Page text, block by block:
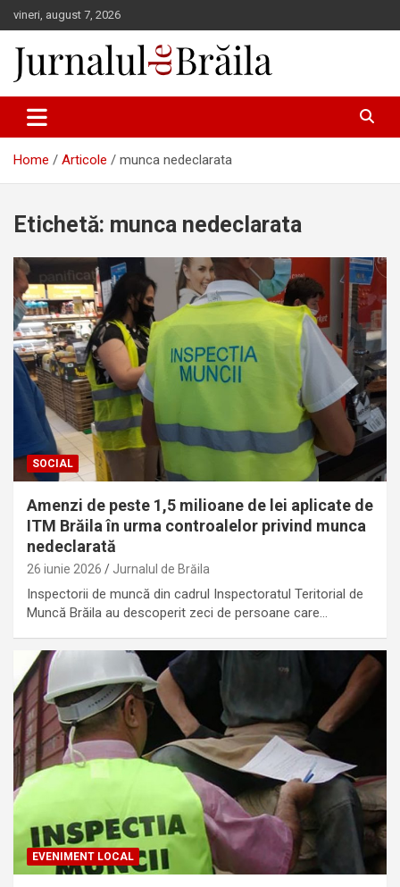
Skip
to
content
vineri, august 7, 2026
Jurnalul de Brăila
Home Articole munca nedeclarata
Etichetă: munca nedeclarata
SOCIAL
Amenzi de peste 1,5 milioane de lei aplicate de
ITM Brăila în urma controalelor privind munca
nedeclarată
26 iunie 2026 Jurnalul de Brăila
Inspectorii de muncă din cadrul Inspectoratul Teritorial de
Muncă Brăila au descoperit zeci de persoane care…
EVENIMENT LOCAL